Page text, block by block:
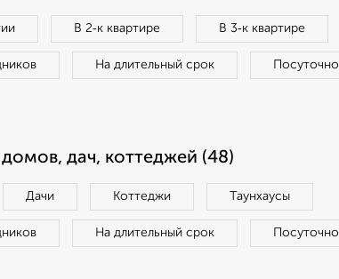
В 2‑к квартире В 3‑к квартире
На длительный срок Посуточно
дач, коттеджей (48)
Дачи Коттеджи Таунхаусы
На длительный срок Посуточно